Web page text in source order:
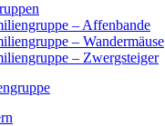
– Affenbande
– Wandermäuse
– Zwergsteiger